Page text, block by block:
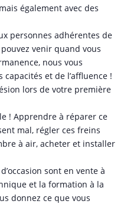
également avec des
personnes adhérentes de
venir quand vous
nous vous
et de l’affluence !
lors de votre première
! Apprendre à réparer ce
mal, régler ces freins
à air, acheter et installer
sont en vente à
et la formation à la
donnez ce que vous